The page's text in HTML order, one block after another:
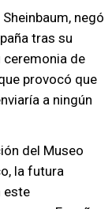
negó
tras su
ceremonia de
provocó que
a ningún
del Museo
la futura
este